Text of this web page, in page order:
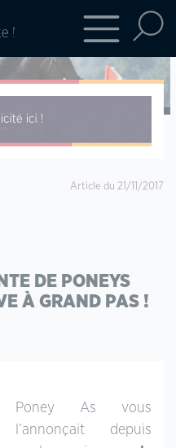
Article du 21/11/2017
DE PONEYS
À GRAND PAS !
Poney As vous
l’annonçait depuis